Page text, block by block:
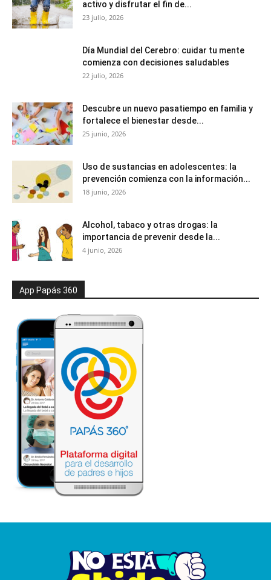
activo y disfrutar el fin de...
23 julio, 2026
Día Mundial del Cerebro: cuidar tu mente
comienza con decisiones saludables
22 julio, 2026
Descubre un nuevo pasatiempo en familia y
fortalece el bienestar desde...
25 junio, 2026
Uso de sustancias en adolescentes: la
prevención comienza con la información...
18 junio, 2026
Alcohol, tabaco y otras drogas: la
importancia de prevenir desde la...
4 junio, 2026
App Papás 360